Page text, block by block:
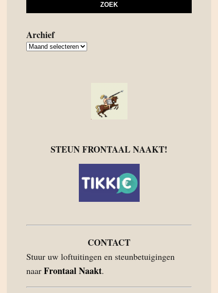
Archief
Archief
STEUN FRONTAAL NAAKT!
CONTACT
Stuur uw loftuitingen en steunbetuigingen
naar Frontaal Naakt.